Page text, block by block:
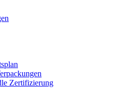
Zertifizierung